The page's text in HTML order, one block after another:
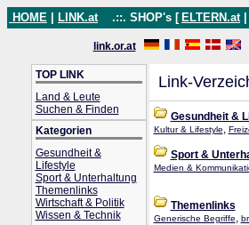
HOME LINK.at .::. SHOP's [ ELTERN.at
link.or.at
TOP LINK
Land & Leute
Suchen & Finden
Kategorien
Gesundheit &
Lifestyle
Sport & Unterhaltung
Themenlinks
Wirtschaft & Politik
Wissen & Technik
Link-
Gesundheit &
Kultur & Lifestyle,
Sport &
Medien &
Themenlinks
Generische Begriffe,